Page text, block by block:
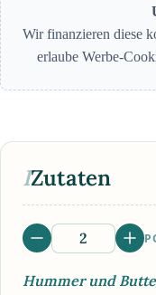
Wir finanzieren diese
erlaube Werbe-
IZutaten
Hummer und